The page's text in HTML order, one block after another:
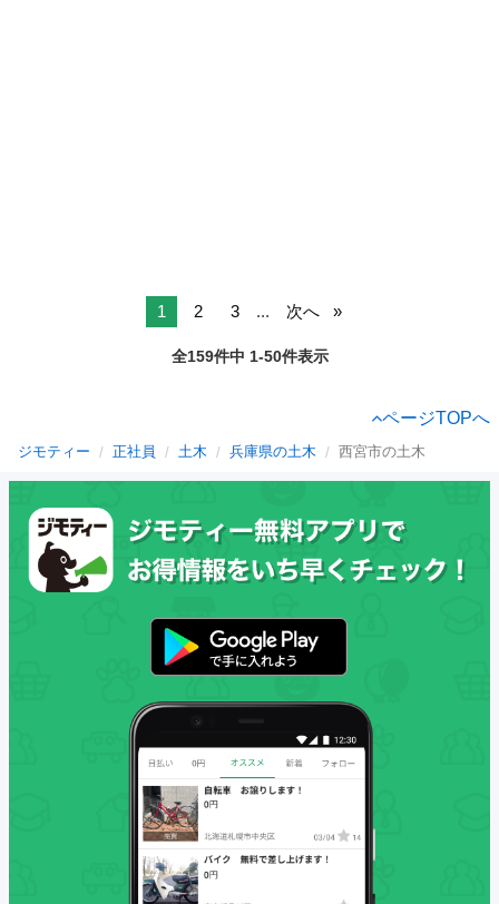
1 2 3 ... 次へ
全159件中 1-50件表示
ページTOPへ
ジモティー 正社員 土木 兵庫県の土木 西宮市の土木